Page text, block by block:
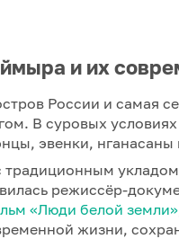
и их
России и самая
В суровых
эвенки, нганасаны
традиционным
режиссёр-
«Люди белой земли»
жизни,